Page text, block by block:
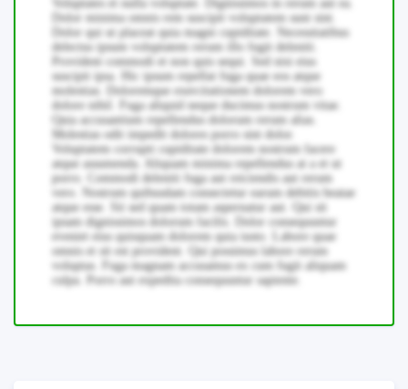
Voluptates et nulla voluptate. Dignissimos in rerum aut ea.
Dolor minima omnis rem suscipit voluptatem sunt sint.
Dolor qui ut placeat quia magni cupiditate. Necessitatibus
delectus ipsum voluptatem rerum illo fugit deleniti.
Provident commodi et non quis sequi. Sed nisi eius
suscipit ipsa. Hic ipsum repellat fuga quae eos atque
molestias. Doloremque exercitationem dolorem vero
dolore nihil. Fuga aliquid neque ducimus nostrum vitae.
Quia accusantium repellendus dolorum rerum alias.
Molestias odit impedit dolores porro sint dolor.
Voluptatem corrupti cupiditate dolorem nostrum facere
atque assumenda. Aliquam minima repellendus at a et ut
porro. Commodi deleniti fuga aut reiciendis aut rerum
vero. Nostrum quibusdam consectetur earum debitis beatae
atque esse. Sit sed quam totam aspernatur aut. Qui sit
ipsam dignissimos dolorum facilis. Dolor consequuntur
eveniet eius quisquam dolorem quia iusto. Labore quae
omnis et sit est provident. Qui possimus labore rerum
voluptas. Fuga magnam accusamus ex cum fugit aliquam
culpa. Porro aut expedita consequuntur sapiente.